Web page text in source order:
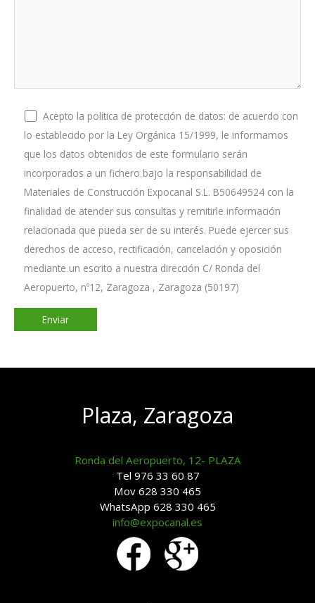
Acepto la política de protección de datos: de acuerdo con
lo establecido por la Ley Orgánica 15/1999, le informamos
que los datos obtenidos de este formulario serán
incorporados a un fichero bajo la responsabilidad de
Materiales de Construcción Expocanal S.L. B50649524 con la
finalidad de atender sus consultas y remitirle información
relacionada que pueda ser de su interés. Puede ejercer sus
derechos de acceso, rectificación, cancelación y oposición
mediante un escrito a nuestra dirección C/ Ronda del
Aeropuerto, nº12, Zaragoza , Zaragoza (50197)
Plaza, Zaragoza
Ronda del Aeropuerto, 12- PLAZA
Tel 976 33 60 87
Mov 628 330 465
WhatsApp 628 330 465
info@expocanal.es